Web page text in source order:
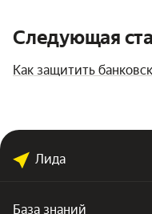
Следующая
Как защитить
Лида
База знаний